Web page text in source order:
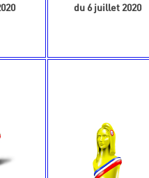
du 6 juillet 2020